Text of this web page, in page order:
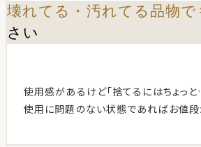
壊れてる・汚れてる品物
さい
使用感があるけど「捨てるにはちょっ
使用に問題のない状態であればお値段